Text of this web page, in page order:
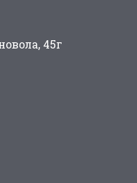
45г